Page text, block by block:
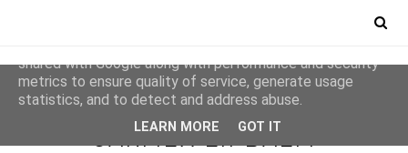
BALZÁMY NA RTY CARMEX
CARMEX LIPBALM
This site uses cookies from Google to deliver its services
shared with Google along with performance and security
metrics to ensure quality of service, generate usage
statistics, and to detect and address abuse.
LEARN MORE GOT IT